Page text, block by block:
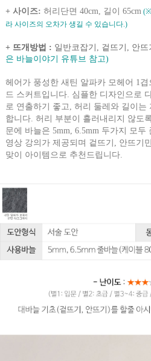
+ 사이즈: 허리단면 40cm, 길이 65cm (※
라 사이즈의 오차가 생길 수 있습니다.)
+ 뜨개방법 : 일반코잡기, 겉뜨기, 안뜨
은 바늘이야기 유튜브 참고)
헤어가 풍성한 새틴 알파카 모헤어 1
드 스커트입니다. 심플한 디자인으로
로 연출하기 좋고, 허리 둘레와 길이는
합니다. 허리 부분이 흘러내리지 않도
문에 바늘은 5mm, 6.5mm 두가지 모
영상 강의가 제공되며 겉뜨기, 안뜨기
맞이 아이템으로 추천드립니다.